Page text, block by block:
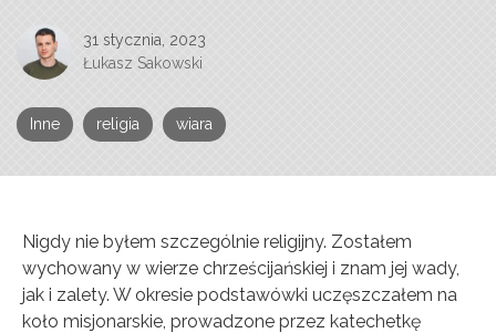
31 stycznia, 2023
Łukasz Sakowski
Inne religia wiara
Nigdy nie byłem szczególnie religijny. Zostałem
wychowany w wierze chrześcijańskiej i znam jej wady,
jak i zalety. W okresie podstawówki uczęszczałem na
koło misjonarskie, prowadzone przez katechetkę